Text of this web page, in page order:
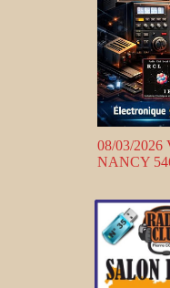
08/03/
NANCY